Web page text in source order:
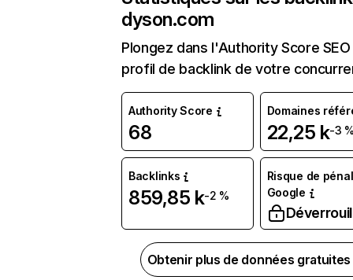
dyson.com
Plongez dans l'Authority Score
profil de backlink de votre
Authority Score
68
Domaines
22,25 k-3
Backlinks
859,85 k-2 %
Risque de
Google
Obtenir plus de données